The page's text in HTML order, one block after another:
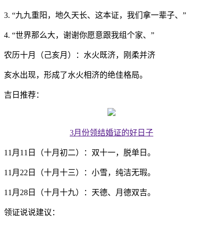
3. “九九重阳，地久天长、这本证，我们拿一辈子、”
4. “世界那么大，谢谢你愿意跟我组个家、”
农历十月（己亥月）：水火既济，刚柔并济
亥水出现，形成了水火相济的绝佳格局。
吉日推荐：
3月份领结婚证的好日子
11月11日（十月初二）：双十一，脱单日。
11月22日（十月十三）：小雪，纯洁无瑕。
11月28日（十月十九）：天德、月德双吉。
领证说说建议：